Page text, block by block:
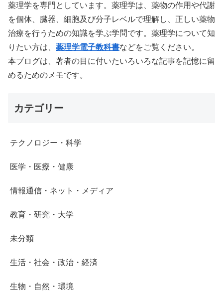
薬理学を専門としています。薬理学は、薬物の作用や代謝
を個体、臓器、細胞及び分子レベルで理解し、正しい薬物
治療を行うための知識を学ぶ学問です。薬理学について知
りたい方は、 薬理学電子教科書などをご覧ください。
本ブログは、著者の目に付いたいろいろな記事を記憶に留
めるためのメモです。
カテゴリー
テクノロジー・科学
医学・医療・健康
情報通信・ネット・メディア
教育・研究・大学
未分類
生活・社会・政治・経済
生物・自然・環境